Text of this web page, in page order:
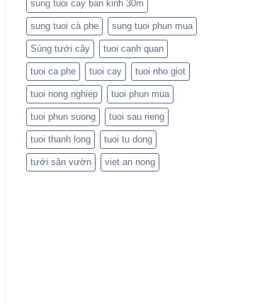
sung tuoi cay ban kinh 30m
sung tuoi cà phe sung tuoi phun mua
Súng tưới cây tuoi canh quan
tuoi ca phe tuoi cay tuoi nho giot
tuoi nong nghiep tuoi phun mua
tuoi phun suong tuoi sau rieng
tuoi thanh long tuoi tu dong
tưới sân vườn viet an nong